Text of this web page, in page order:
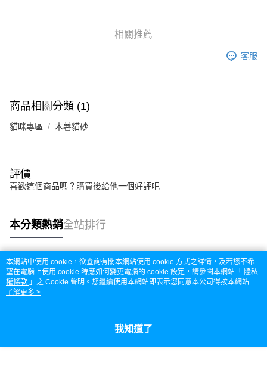
相關推薦
客服
商品相關分類 (1)
貓咪專區 木薯貓砂
評價
喜歡這個商品嗎？購買後給他一個好評吧
本分類熱銷全站排行
熱門標籤
本網站中使用 cookie，欲查詢有關本網站使用 cookie 方式之詳情，及若您不希
望在電腦上使用 cookie 時應如何變更電腦的 cookie 設定，請參閱本網站「 隱私
權條款 」之 Cookie 聲明。您繼續使用本網站即表示您同意本公司得按本網站使
用條款之 Cookie 聲明使用 cookie。
了解更多 >
我知道了